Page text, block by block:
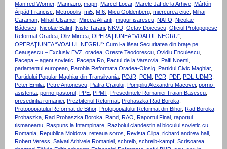
Manfred Worner, Manna.ro, mapn, Marcel Locar, Marele Jaf de la Arhive, Mártón
Árpád Francisc, Metropolis, mi5, MI6, Micu Goldenberg, miercurea ciuc, Mihai
Caraman, Mihail Ulsamer, Mircea Alifanti, mugur isarescu, NATO, Nicolae
Bădescu, Nicolae Balint, Niste Tarani, NKVD, Octav Doicescu, Oficiul Protopopesc
Reformat Oradea, Oliv Mircea, OPERAŢIUNEA “VOALUL NEGRU”,
OPERAŢIUNEA “VOALUL NEGRU”: Cum l-a lăsat Securitatea din braţe pe
Ceauşescu – Exclusiv EVZ, oradea, Oreste Teodorescu, Ovidiu Enculescu,
Pacepa – agent sovietic, Pacepa Ro, Pactul de la Varsovia, Palfi Noemi,
parlamentul european, Parohia Reformata Oradea-Olosig, Partidul Civic Maghiar,
Partidului Popular Maghiar din Transilvania, PCdR, PCM, PCR, PDF, PDL-UDMR,
Peter Emilia, Petre Antonescu, Piatra Craiului, Pompiliu Alexandru Macovei, porno-
asistenta, porno-pastorul , PPE, PPMT, Presedintele Romaniei Traian Basescu,
presedintia romaniei, Prezbiteriul Reformat, Prohaszka Rad Boroka,
Protopopiatului Reformat de Bihor, Protopopiatului Reformat din Bihor, Rad Boroka
Prohaszka, Rad Prohaszka Boroka, Rand, RAO, Raportul Final , raportul
tismaneanu, Raspuns la Intampinare, Razboiul clandestin al blocului sovietic cu
Romania, Republica Moldova, reteaua soros, Revista Clipa, richard andrew hall ,
Robert Veress, Salvati Arhivele Romaniei, schreib, schreib-kampf, Scrisoarea